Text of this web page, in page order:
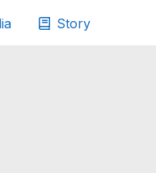
Story